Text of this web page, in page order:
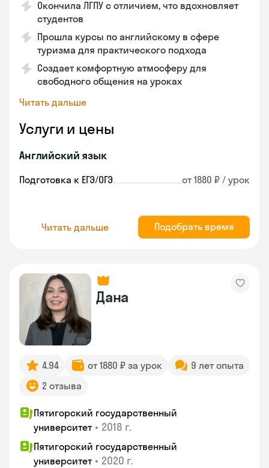
Окончила ЛГПУ с отличием, что вдохновляет
студентов
Прошла курсы по английскому в сфере
туризма для практического подхода
Создает комфортную атмосферу для
свободного общения на уроках
Читать дальше
Услуги и цены
Английский язык
Подготовка к ЕГЭ/ОГЭ от 1880 ₽ / урок
Читать дальше Подобрать время
Дана
4.94 от 1880 ₽ за урок
9 лет опыта
2 отзыва
Пятигорский государственный
университет • 2018 г.
Пятигорский государственный
университет • 2020 г.